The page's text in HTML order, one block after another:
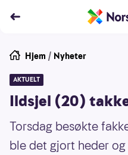
Hjem / Nyheter
AKTUELT
Ildsjel (20)
Torsdag besøkte
ble det gjort heder